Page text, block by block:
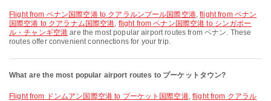
flight from ペナン国際空港 to クアラルンプール国際空港,flight from ペナン
国際空港 to クアラナム国際空港, flight from ペナン国際空港 to シンガポー
ル・チャンギ空港 are the most popular airport routes from ペナン. These
routes offer convenient connections for your trip.
What are the most popular airport routes to プーケットタウン?
flight from ドンムアン国際空港 to プーケット国際空港,flight from クアラル